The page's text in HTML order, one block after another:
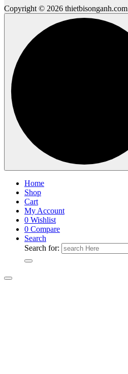
Copyright © 2026 thietbisonganh.com
Home
Shop
Cart
My Account
0 Wishlist
0 Compare
Search
Search for: